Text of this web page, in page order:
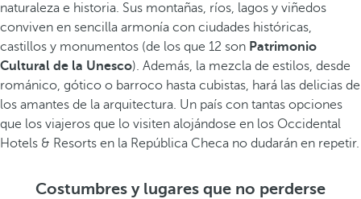
naturaleza e historia. Sus montañas, ríos, lagos y viñedos
conviven en sencilla armonía con ciudades históricas,
castillos y monumentos (de los que 12 son Patrimonio
Cultural de la Unesco). Además, la mezcla de estilos, desde
románico, gótico o barroco hasta cubistas, hará las delicias de
los amantes de la arquitectura. Un país con tantas opciones
que los viajeros que lo visiten alojándose en los Occidental
Hotels & Resorts en la República Checa no dudarán en repetir.
Costumbres y lugares que no perderse